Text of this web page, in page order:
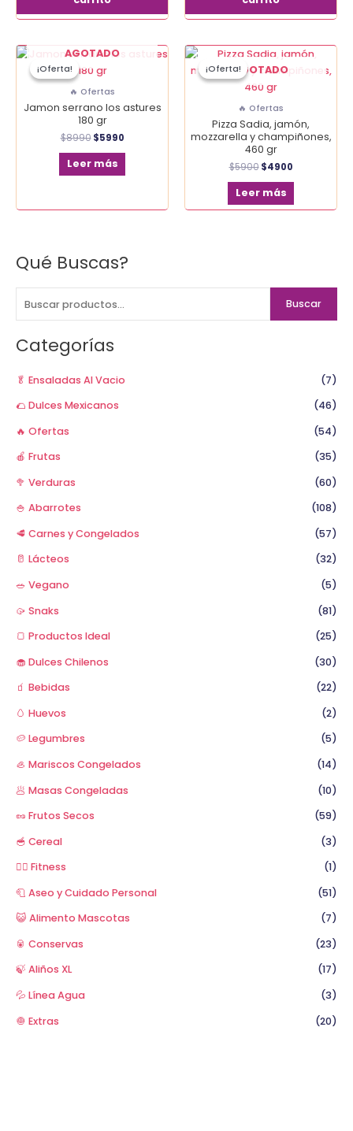
Qué Buscas?
B
c
a
p
Buscar
Categorías
🥬 Ensaladas Al Vacio
(7)
🌮 Dulces Mexicanos
(46)
🔥 Ofertas
(54)
🍎 Frutas
(35)
🥦 Verduras
(60)
🍚 Abarrotes
(108)
🥩 Carnes y Congelados
(57)
🥛 Lácteos
(32)
🥗 Vegano
(5)
🥠 Snaks
(81)
🍞 Productos Ideal
(25)
🧁 Dulces Chilenos
(30)
🧃 Bebidas
(22)
🥚 Huevos
(2)
🥔 Legumbres
(5)
🦪 Mariscos Congelados
(14)
🥟 Masas Congeladas
(10)
🥜 Frutos Secos
(59)
🥣 Cereal
(3)
🏋️‍♂️ Fitness
(1)
🧻 Aseo y Cuidado Personal
(51)
😺 Alimento Mascotas
(7)
🥫 Conservas
(23)
🍃 Aliños XL
(17)
💦 Línea Agua
(3)
🧅 Extras
(20)
¡Oferta!
AGOTADO
¡Oferta!
🔥 Ofertas
Jamon serrano los astures
180 gr
$8990
El
original
$8990.
$5990
precio
Leer más
¡Oferta!AGOTADO
¡Oferta!
🔥 Ofertas
Pizza Sadia, jamón,
mozzarella y champiñones,
460 gr
$5900
El
original
era:
$5900.
$4900
El
actual
Leer más